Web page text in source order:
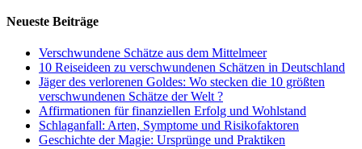
Neueste Beiträge
Verschwundene Schätze aus dem Mittelmeer
10 Reiseideen zu verschwundenen Schätzen in Deutschland
Jäger des verlorenen Goldes: Wo stecken die 10 größten
verschwundenen Schätze der Welt ?
Affirmationen für finanziellen Erfolg und Wohlstand
Schlaganfall: Arten, Symptome und Risikofaktoren
Geschichte der Magie: Ursprünge und Praktiken